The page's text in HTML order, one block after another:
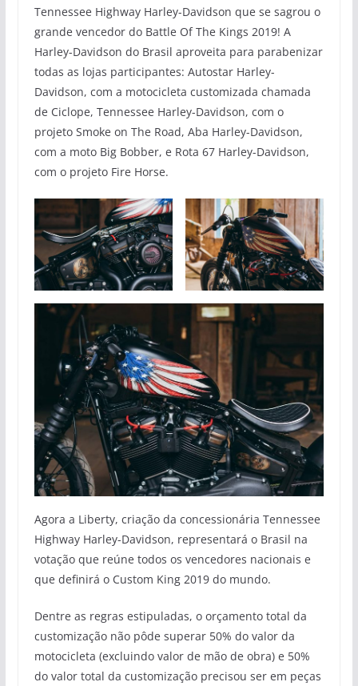
Tennessee Highway Harley-Davidson que se sagrou o
grande vencedor do Battle Of The Kings 2019! A
Harley-Davidson do Brasil aproveita para parabenizar
todas as lojas participantes: Autostar Harley-
Davidson, com a motocicleta customizada chamada
de Ciclope, Tennessee Harley-Davidson, com o
projeto Smoke on The Road, Aba Harley-Davidson,
com a moto Big Bobber, e Rota 67 Harley-Davidson,
com o projeto Fire Horse.
Agora a Liberty, criação da concessionária Tennessee
Highway Harley-Davidson, representará o Brasil na
votação que reúne todos os vencedores nacionais e
que definirá o Custom King 2019 do mundo.
Dentre as regras estipuladas, o orçamento total da
customização não pôde superar 50% do valor da
motocicleta (excluindo valor de mão de obra) e 50%
do valor total da customização precisou ser em peças